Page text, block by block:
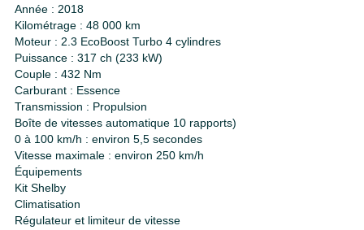
Année : 2018
Kilométrage : 48 000 km
Moteur : 2.3 EcoBoost Turbo 4 cylindres
Puissance : 317 ch (233 kW)
Couple : 432 Nm
Carburant : Essence
Transmission : Propulsion
Boîte de vitesses automatique 10 rapports)
0 à 100 km/h : environ 5,5 secondes
Vitesse maximale : environ 250 km/h
Équipements
Kit Shelby
Climatisation
Régulateur et limiteur de vitesse